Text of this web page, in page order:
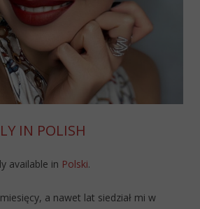
IN POLISH
available in Polski.
a nawet lat siedział mi w